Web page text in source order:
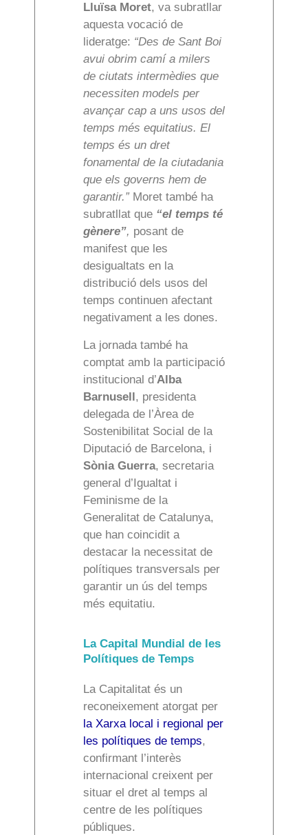
Lluïsa Moret, va subratllar
aquesta vocació de
lideratge: “Des de Sant Boi
avui obrim camí a milers
de ciutats intermèdies que
necessiten models per
avançar cap a uns usos del
temps més equitatius. El
temps és un dret
fonamental de la ciutadania
que els governs hem de
garantir.”Moret també ha
subratllat que “el temps té
gènere”, posant de
manifest que les
desigualtats en la
distribució dels usos del
temps continuen afectant
negativament a les dones.
La jornada també ha
comptat amb la participació
institucional d’Alba
Barnusell , presidenta
delegada de l’Àrea de
Sostenibilitat Social de la
Diputació de Barcelona, i
Sònia Guerra, secretaria
general d’Igualtat i
Feminisme de la
Generalitat de Catalunya,
que han coincidit a
destacar la necessitat de
polítiques transversals per
garantir un ús del temps
més equitatiu.
La Capital Mundial de les
Polítiques de Temps
La Capitalitat és un
reconeixement atorgat per
la Xarxa local i regional per
les polítiques de temps,
confirmant l’interès
internacional creixent per
situar el dret al temps al
centre de les polítiques
públiques.